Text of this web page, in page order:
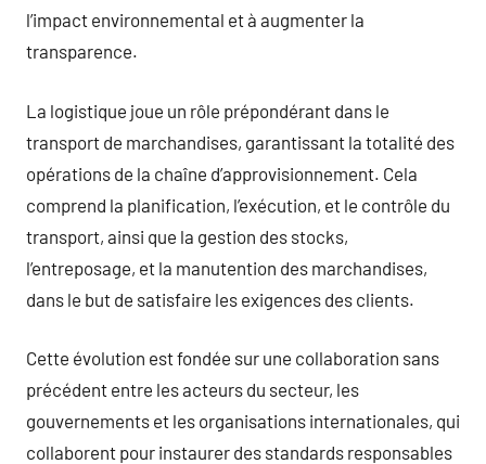
l’impact environnemental et à augmenter la
transparence.
La logistique joue un rôle prépondérant dans le
transport de marchandises, garantissant la totalité des
opérations de la chaîne d’approvisionnement. Cela
comprend la planification, l’exécution, et le contrôle du
transport, ainsi que la gestion des stocks,
l’entreposage, et la manutention des marchandises,
dans le but de satisfaire les exigences des clients.
Cette évolution est fondée sur une collaboration sans
précédent entre les acteurs du secteur, les
gouvernements et les organisations internationales, qui
collaborent pour instaurer des standards responsables